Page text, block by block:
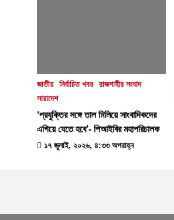
জাতীয় নির্বাচিত খবর
রাজশাহীর সংবাদ
সারাদেশ
‘প্রযুক্তির সঙ্গে তাল মিলিয়ে সাংবাদিকদের
এগিয়ে যেতে হবে’- পিআইবির মহাপরিচালক
১৭ জুলাই, ২০২৬, ৪:৩৩ অপরাহ্ন